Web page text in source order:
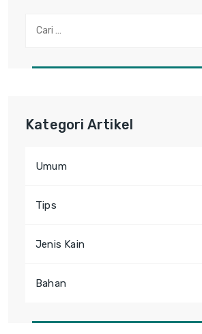
Kategori Artikel
Umum
Tips
Jenis Kain
Bahan